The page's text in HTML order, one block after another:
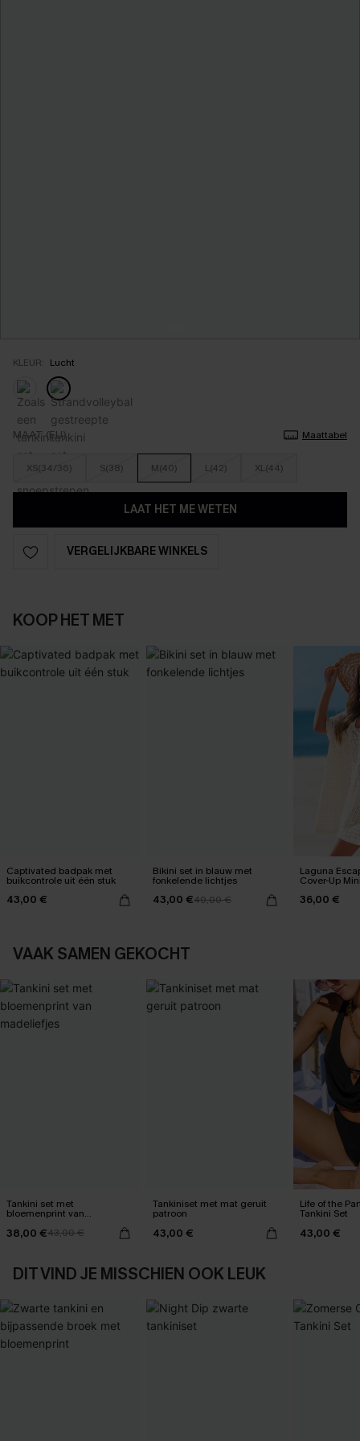
KLEUR: Lucht
MAAT (EU) Maattabel
XS(34/36) S(38) M(40) L(42) XL(44)
LAAT HET ME WETEN
VERGELIJKBARE WINKELS
KOOP HET MET
Captivated badpak met
buikcontrole uit één stuk
43,00 €
Bikini set in blauw met
fonkelende lichtjes
43,00 €49,00 €
Laguna
Cover-Up
36,00 €
VAAK SAMEN GEKOCHT
Tankini set met
bloemenprint van
38,00 €43,00 €
Tankiniset met mat geruit
patroon
43,00 €
Life of the
Tankini Set
43,00 €
DIT VIND JE MISSCHIEN OOK LEUK